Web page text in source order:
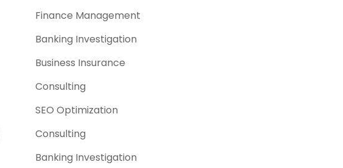
Finance Management
Banking Investigation
Business Insurance
Consulting
SEO Optimization
Consulting
Banking Investigation